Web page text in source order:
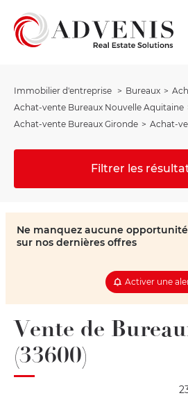
Immobilier d'entreprise Bureaux
Achat-vente Bureaux Nouvelle Aquitaine
Achat-vente Bureaux Gironde
Achat-
Filtrer les
Ne manquez aucune
sur nos dernières offres
Activer une
Vente de
(33600)